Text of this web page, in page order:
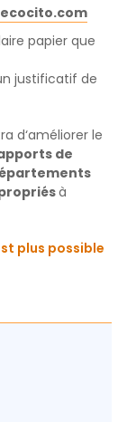
papier que
justificatif de
d‘améliorer le
de
à
plus possible